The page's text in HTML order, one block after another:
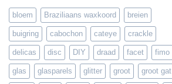
bloem Braziliaans waxkoord breien
buigring cabochon cateye crackle
delicas disc DIY draad facet fimo
glas glasparels glitter groot groot gat